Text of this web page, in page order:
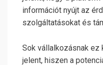
információt nyújt az
szolgáltatásokat és
Sok vállalkozásnak ez
jelent, hiszen a